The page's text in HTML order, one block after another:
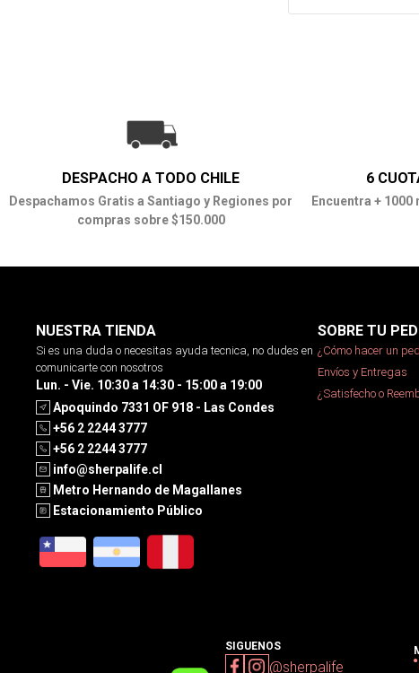
DESPACHO A TODO CHILE
Despachamos Gratis a Santiago y Regiones por
compras sobre $150.000
6
Encuentra + 1000
NUESTRA TIENDA
Si es una duda o necesitas ayuda tecnica, no dudes en
comunicarte con nosotros
Lun. - Vie. 10:30 a 14:30 - 15:00 a 19:00
Apoquindo 7331 OF 918 - Las Condes
+56 2 2244 3777
+56 2 2244 3777
info@sherpalife.cl
Metro Hernando de Magallanes
Estacionamiento Público
SOBRE TU
¿Cómo hacer un
Envíos y Entregas
¿Satisfecho o
SIGUENOS
@sherpalife